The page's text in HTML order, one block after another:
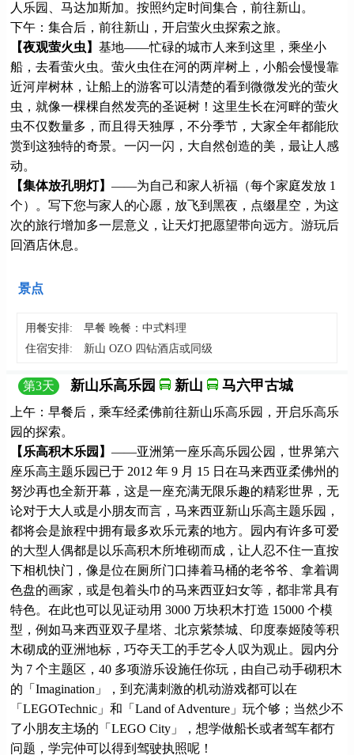
人乐园、马达加斯加。按照约定时间集合，前往新山。
下午：集合后，前往新山，开启萤火虫探索之旅。
【夜观萤火虫】 基地——忙碌的城市人来到这里，乘坐小
船，去看萤火虫。萤火虫住在河的两岸树上，小船会慢慢靠
近河岸树林，让船上的游客可以清楚的看到微微发光的萤火
虫，就像一棵棵自然发亮的圣诞树！这里生长在河畔的萤火
虫不仅数量多，而且得天独厚，不分季节，大家全年都能欣
赏到这独特的奇景。一闪一闪，大自然创造的美，最让人感
动。
【集体放孔明灯】 ——为自己和家人祈福（每个家庭发放 1
个）。写下您与家人的心愿，放飞到黑夜，点缀星空，为这
次的旅行增加多一层意义，让天灯把愿望带向远方。游玩后
回酒店休息。
景点
用餐安排:
早餐 晚餐：中式料理
住宿安排:
新山 OZO 四钻酒店或同级
第3天 新山乐高乐园 新山 马六甲古城
上午：早餐后，乘车经柔佛前往新山乐高乐园，开启乐高乐
园的探索。
【乐高积木乐园】 ——亚洲第一座乐高乐园公园，世界第六
座乐高主题乐园已于 2012 年 9 月 15 日在马来西亚柔佛州的
努沙再也全新开幕，这是一座充满无限乐趣的精彩世界，无
论对于大人或是小朋友而言，马来西亚新山乐高主题乐园，
都将会是旅程中拥有最多欢乐元素的地方。园内有许多可爱
的大型人偶都是以乐高积木所堆砌而成，让人忍不住一直按
下相机快门，像是位在厕所门口捧着马桶的老爷爷、拿着调
色盘的画家，或是包着头巾的马来西亚妇女等，都非常具有
特色。在此也可以见证动用 3000 万块积木打造 15000 个模
型，例如马来西亚双子星塔、北京紫禁城、印度泰姬陵等积
木砌成的亚洲地标，巧夺天工的手艺令人叹为观止。园内分
为 7 个主题区，40 多项游乐设施任你玩，由自己动手砌积木
的「Imagination」，到充满刺激的机动游戏都可以在
「LEGOTechnic」和「Land of Adventure」玩个够；当然少不
了小朋友主场的「LEGO City」，想学做船长或者驾车都冇
问题，学完仲可以得到驾驶执照呢！